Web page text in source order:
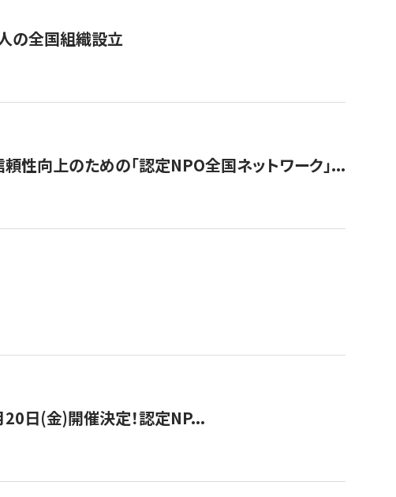
の全国組織設立
向上のための「認定NPO全国ネットワーク」...
日(金)開催決定！認定NP...